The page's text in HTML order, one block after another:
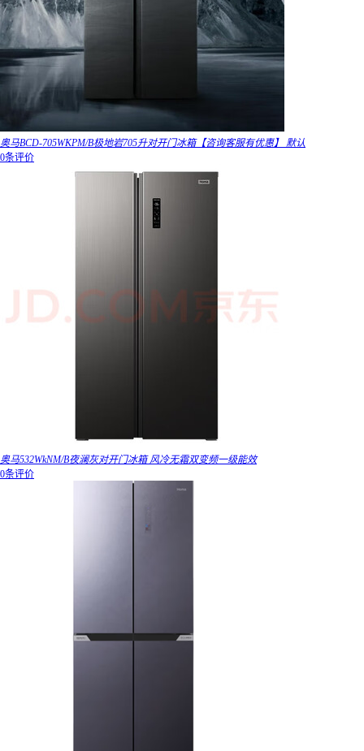
奥马BCD-705WKPM/B极地岩705升对开门冰箱【咨询客服有优惠】 默认
0条评价
奥马532WkNM/B夜澜灰对开门冰箱 风冷无霜双变频一级能效
0条评价